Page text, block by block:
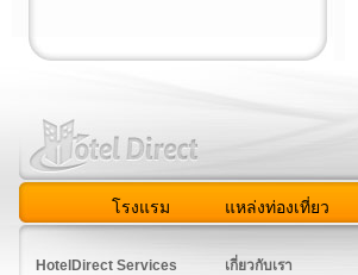
โรงแรม แหล่งท่องเที่ยว
HotelDirect Services
เกี่ยวกับเรา